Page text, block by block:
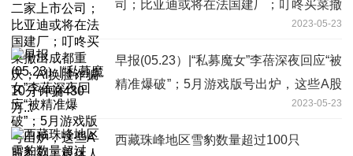
司；比亚迪或将在法国建厂；叮咚买菜撤
出成都重庆；AI换脸诈骗10分钟骗430
万...
2023-05-23
早报(05.23）|“私募魔女”李蓓深夜回应“被
精准爆破”；5月游戏版号出炉，这些A股
2023-05-23
西藏珠峰地区雪豹数量超过100只